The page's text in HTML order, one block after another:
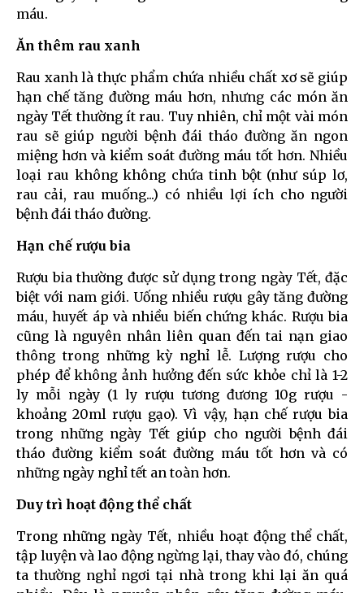
máu.
Ăn thêm rau xanh
Rau xanh là thực phẩm chứa nhiều chất xơ sẽ giúp
hạn chế tăng đường máu hơn, nhưng các món ăn
ngày Tết thường ít rau. Tuy nhiên, chỉ một vài món
rau sẽ giúp người bệnh đái tháo đường ăn ngon
miệng hơn và kiểm soát đường máu tốt hơn. Nhiều
loại rau không không chứa tinh bột (như súp lơ,
rau cải, rau muống...) có nhiều lợi ích cho người
bệnh đái tháo đường.
Hạn chế rượu bia
Rượu bia thường được sử dụng trong ngày Tết, đặc
biệt với nam giới. Uống nhiều rượu gây tăng đường
máu, huyết áp và nhiều biến chứng khác. Rượu bia
cũng là nguyên nhân liên quan đến tai nạn giao
thông trong những kỳ nghỉ lễ. Lượng rượu cho
phép để không ảnh hưởng đến sức khỏe chỉ là 1-2
ly mỗi ngày (1 ly rượu tương đương 10g rượu -
khoảng 20ml rượu gạo). Vì vậy, hạn chế rượu bia
trong những ngày Tết giúp cho người bệnh đái
tháo đường kiểm soát đường máu tốt hơn và có
những ngày nghỉ tết an toàn hơn.
Duy trì hoạt động thể chất
Trong những ngày Tết, nhiều hoạt động thể chất,
tập luyện và lao động ngừng lại, thay vào đó, chúng
ta thường nghỉ ngơi tại nhà trong khi lại ăn quá